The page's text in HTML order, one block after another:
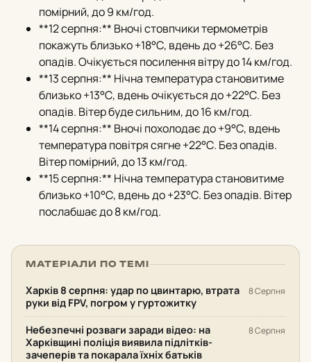
помірний, до 9 км/год.
**12 серпня:** Вночі стовпчики термометрів
покажуть близько +18°С, вдень до +26°С. Без
опадів. Очікується посилення вітру до 14 км/год.
**13 серпня:** Нічна температура становитиме
близько +13°С, вдень очікується до +22°С. Без
опадів. Вітер буде сильним, до 16 км/год.
**14 серпня:** Вночі похолодає до +9°С, вдень
температура повітря сягне +22°С. Без опадів.
Вітер помірний, до 13 км/год.
**15 серпня:** Нічна температура становитиме
близько +10°С, вдень до +23°С. Без опадів. Вітер
послабшає до 8 км/год.
МАТЕРІАЛИ ПО ТЕМІ
Харків 8 серпня: удар по цвинтарю, втрата
руки від FPV, погром у гуртожитку
8 Серпня
Небезпечні розваги заради відео: на
Харківщині поліція виявила підлітків-
зачеперів та покарала їхніх батьків
8 Серпня